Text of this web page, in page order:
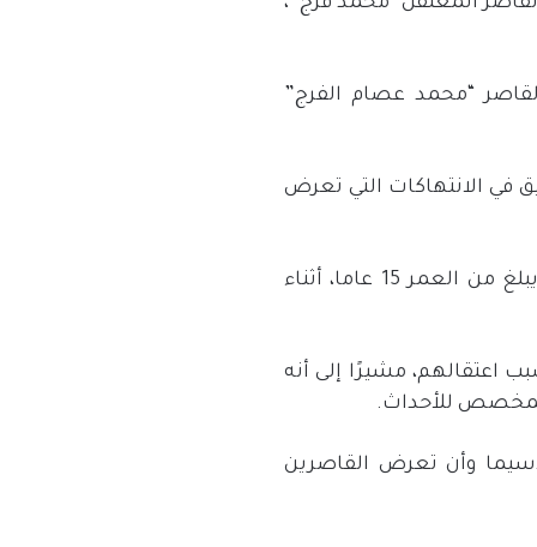
“محمد عصام الفرج”
في الانتهاكات التي تعرض
وعن اعتقال الفرج، أكد الفريق على أن قوات الأمن اعتقلته خلال 29 يونيو 2017، حين كان يبلغ من العمر 15 عاما، أثناء
اعتقالهم، مشيرًا إلى أنه
المخصص للأحداث.
وأن تعرض القاصرين